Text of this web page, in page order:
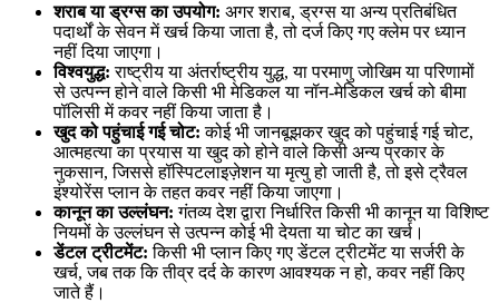
शराब या ड्रग्स का उपयोग: अगर शराब, ड्रग्स या अन्य प्रतिबंधित
पदार्थों के सेवन में खर्च किया जाता है, तो दर्ज किए गए क्लेम पर ध्यान
नहीं दिया जाएगा।
विश्वयुद्ध: राष्ट्रीय या अंतर्राष्ट्रीय युद्ध, या परमाणु जोखिम या परिणामों
से उत्पन्न होने वाले किसी भी मेडिकल या नॉन-मेडिकल खर्च को बीमा
पॉलिसी में कवर नहीं किया जाता है।
खुद को पहुंचाई गई चोट: कोई भी जानबूझकर खुद को पहुंचाई गई चोट,
आत्महत्या का प्रयास या खुद को होने वाले किसी अन्य प्रकार के
नुकसान, जिससे हॉस्पिटलाइज़ेशन या मृत्यु हो जाती है, तो इसे ट्रैवल
इंश्योरेंस प्लान के तहत कवर नहीं किया जाएगा।
कानून का उल्लंघन: गंतव्य देश द्वारा निर्धारित किसी भी कानून या विशिष्ट
नियमों के उल्लंघन से उत्पन्न कोई भी देयता या चोट का खर्च।
डेंटल ट्रीटमेंट: किसी भी प्लान किए गए डेंटल ट्रीटमेंट या सर्जरी के
खर्च, जब तक कि तीव्र दर्द के कारण आवश्यक न हो, कवर नहीं किए
जाते हैं।